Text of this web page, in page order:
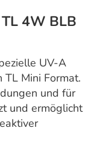
4W BLB
UV-A
Mini Format.
und für
und ermöglicht